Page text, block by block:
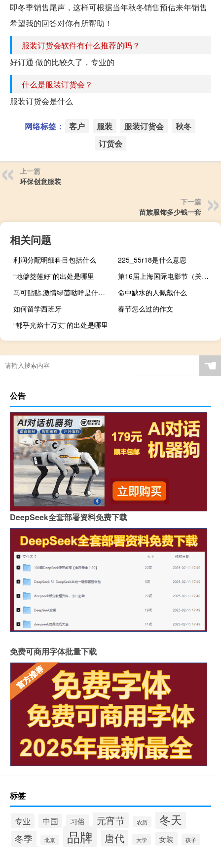
即冬季销售尾声，这样可根据当年秋冬销售预估来年销售
希望我的回答对你有所帮助！
服装订货会软件有什么推荐的吗？
好订通 做的比较久了，专业的
什么是服装订货会？
服装订货会是什么
网络标签： 客户 服装 服装订货会
秋冬
订货会
上一篇
环保创意服装
下一篇
苗族服饰多少钱一套
相关问题
利润分配明细科目包括什么
225_55r18是什么意思
“地僻茭莲好”的出处是哪里
第16届上海国际电影节（关于第16届上海国际电影节的介绍）
马可贴贴,激情绿茵哒咩是什么意思什么梗
命中缺水的人佩戴什么
如何留学西班牙
春节怎么过的作文
“郁乎光焰十万丈”的出处是哪里
☚
公告
DeepSeek全套部署资料免费下载
免费可商用字体批量下载
标签
专业 中国 习俗 元宵节 农历 冬天
冬季 北京 品牌 唐代 大学 女装 孩子